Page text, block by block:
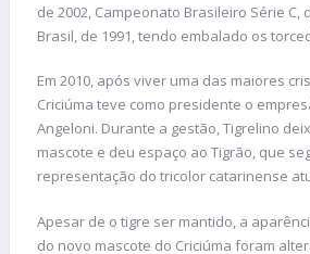
de 2002, Campeonato Brasileiro Série C,
Brasil, de 1991, tendo embalado os
Em 2010, após viver uma das maiores
Criciúma teve como presidente o
Angeloni. Durante a gestão, Tigrelino
mascote e deu espaço ao Tigrão, que
representação do tricolor catarinense
Apesar de o tigre ser mantido, a
do novo mascote do Criciúma foram